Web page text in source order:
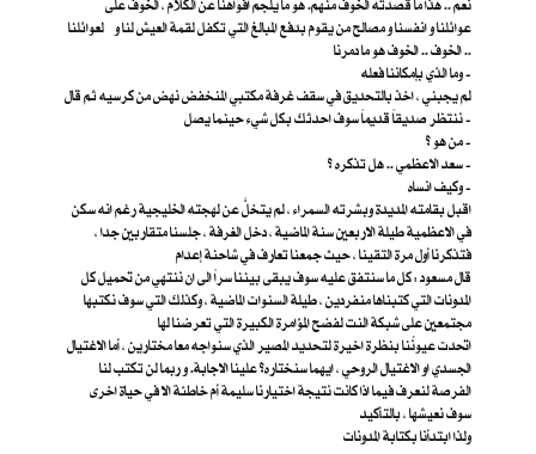
عوائلنا و انفسنا و مصالح من يقوم بدفع المبالغ التي تكفل لقمة العيش لنا و لعوائلنا
.. الخوف .. الخوف هو ما دمرنا
وما الذي بإمكاننا فعله -
لم يجبني ، اخذ بالتحديق في سقف غرفة مكتبي المنخفض نهض من كرسيه ثم قال
ننتظر صديقاً قديماً سوف احدثك بكل شيء حينما يصل -
من هو ؟ -
سعد الاعظمي .. هل تذكره ؟ -
وكيف انساه -
اقبل بقامته المديدة وبشرته السمراء ، لم يتخلَّ عن لهجته الخليجية رغم انه سكن
في الاعظمية طيلة الاربعين سنة الماضية ، دخل الغرفة ، جلسنا متقاربين جدا ،
فتذكرنا أول مرة التقينا ، حيث جمعنا تعارف في شاحنة إعدام
قال مسعود : كل ما سنتفق عليه سوف يبقى بيننا سراً الى ان ننتهي من تحميل كل
المدونات التي كتبناها منفردين ، طيلة السنوات الماضية ، وكذلك التي سوف نكتبها
مجتمعين على شبكة النت لفضح المؤامرة الكبيرة التي تعرضنا لها
اتحدت عيونُنا بنظرة اخيرة لتحديد المصير الذي سنواجه معا مختارين ، أما الاغتيال
الجسدي او الاغتيال الروحي ، ايهما سنختاره؟ علينا الاجابة. و ربما لن تكتب لنا
الفرصة لنعرف فيما اذا كانت نتيجة اختيارنا سليمة أم خاطئة الا في حياة اخرى
سوف نعيشها ، بالتأكيد
ولذا ابتدأنا بكتابة المدونات